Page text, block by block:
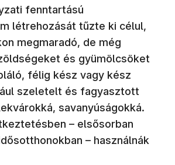
fenntartású
létrehozását tűzte ki célul,
megmaradó, de még
és gyümölcsöket
félig kész vagy kész
szeletelt és fagyasztott
savanyúságokká.
– elsősorban
– használnák